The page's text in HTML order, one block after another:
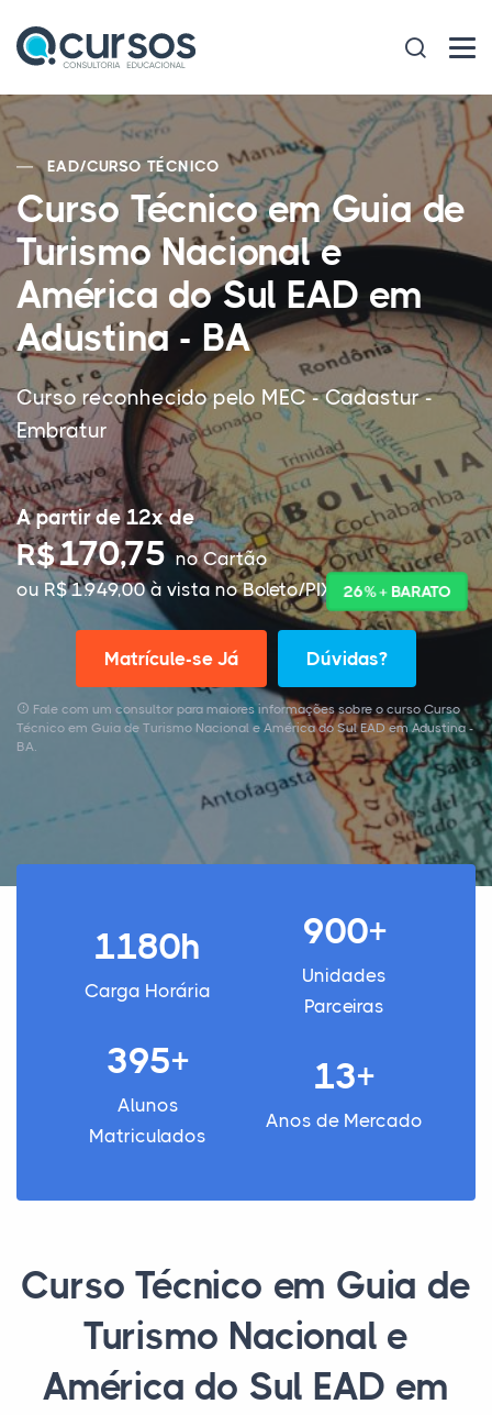
EAD/CURSO TÉCNICO
Curso Técnico em Guia de
Turismo Nacional e
América do Sul EAD em
Adustina - BA
Curso reconhecido pelo MEC - Cadastur -
Embratur
A partir de 12x de
R$170,75no Cartão
ou R$ 1.949,00 à vista no Boleto/PIX
26% + BARATO
Matrícule-se Já Dúvidas?
Fale com um consultor para maiores informações sobre o curso Curso
Técnico em Guia de Turismo Nacional e América do Sul EAD em Adustina -
BA.
1180h
Carga Horária
900+
Unidades
Parceiras
395+
Alunos
Matriculados
13+
Anos de Mercado
Curso Técnico em Guia de
Turismo Nacional e
América do Sul EAD em